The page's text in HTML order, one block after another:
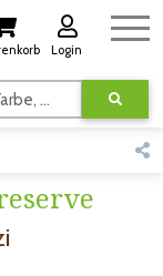
Login
Suchen nach Kategorie, Name, Stichwort, Farbe, usw.